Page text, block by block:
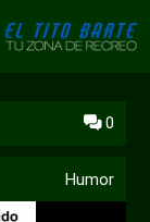
0
Humor